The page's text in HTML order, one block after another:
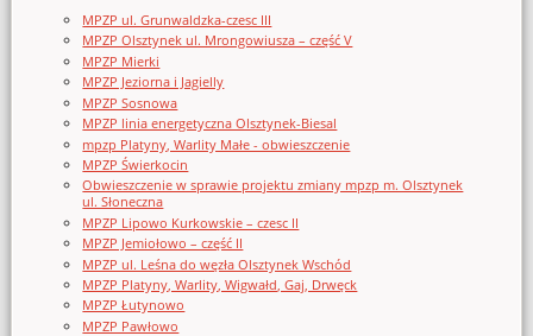
MPZP ul. Grunwaldzka-czesc III
MPZP Olsztynek ul. Mrongowiusza – część V
MPZP Mierki
MPZP Jeziorna i Jagielly
MPZP Sosnowa
MPZP linia energetyczna Olsztynek-Biesal
mpzp Platyny, Warlity Małe - obwieszczenie
MPZP Świerkocin
Obwieszczenie w sprawie projektu zmiany mpzp m. Olsztynek
ul. Słoneczna
MPZP Lipowo Kurkowskie – czesc II
MPZP Jemiołowo – część II
MPZP ul. Leśna do węzła Olsztynek Wschód
MPZP Platyny, Warlity, Wigwałd, Gaj, Drwęck
MPZP Łutynowo
MPZP Pawłowo